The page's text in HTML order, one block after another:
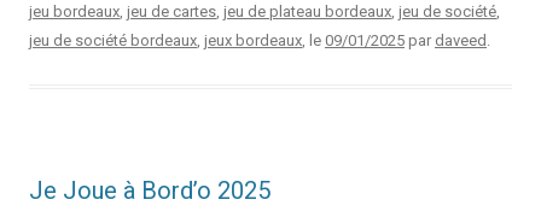
jeu bordeaux jeu de cartes jeu de plateau bordeaux jeu de société
jeu de société bordeaux jeux bordeaux , le 09/01/2025 par daveed
Je Joue à Bord’o 2025